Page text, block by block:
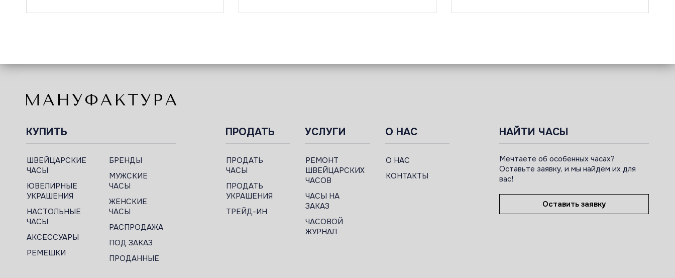
КУПИТЬ
ШВЕЙЦАРСКИЕ
ЧАСЫ
ЮВЕЛИРНЫЕ
УКРАШЕНИЯ
НАСТОЛЬНЫЕ
ЧАСЫ
АКСЕССУАРЫ
РЕМЕШКИ
БРЕНДЫ
МУЖСКИЕ
ЧАСЫ
ЖЕНСКИЕ
ЧАСЫ
РАСПРОДАЖА
ПОД ЗАКАЗ
ПРОДАННЫЕ
ПРОДАТЬ
ПРОДАТЬ
ЧАСЫ
ПРОДАТЬ
УКРАШЕНИЯ
ТРЕЙД-ИН
УСЛУГИ
РЕМОНТ
ШВЕЙЦАРСКИХ
ЧАСОВ
ЧАСЫ НА
ЗАКАЗ
ЧАСОВОЙ
ЖУРНАЛ
О НАС
О НАС
КОНТАКТЫ
НАЙТИ ЧАСЫ
Мечтаете об особенных часах?
Оставьте заявку, и мы найдём их для
вас!
Оставить заявку